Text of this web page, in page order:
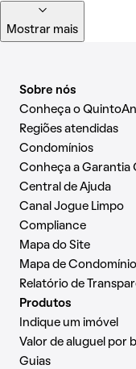
Mostrar mais
Sobre nós
Conheça o
Regiões atendidas
Condomínios
Conheça a Garantia
Central de Ajuda
Canal Jogue Limpo
Compliance
Mapa do Site
Mapa de
Relatório de
Produtos
Indique um imóvel
Valor de aluguel por
Guias